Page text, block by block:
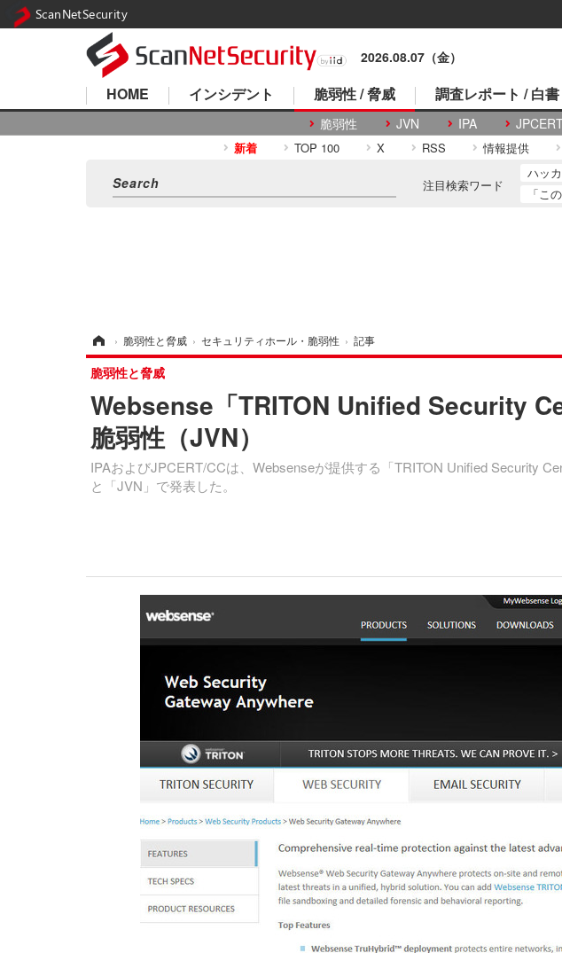
2026.08.07（金）
HOME インシデント 脆弱性 / 脅威
脆弱性 JVN IPA
調査レポート / 白書
新着 TOP 100 X RSS 情報提供
注目検索ワード
ハッ
「こ
› 脆弱性と脅威 › セキュリティホール・脆弱性 › 記事
Websense「TRITON Unified Security
脆弱性（JVN）
IPAおよびJPCERT/CCは、Websenseが提供する「TRITON Unified Security
と「JVN」で発表した。
脆弱性と脅威
ScanNetSecurity